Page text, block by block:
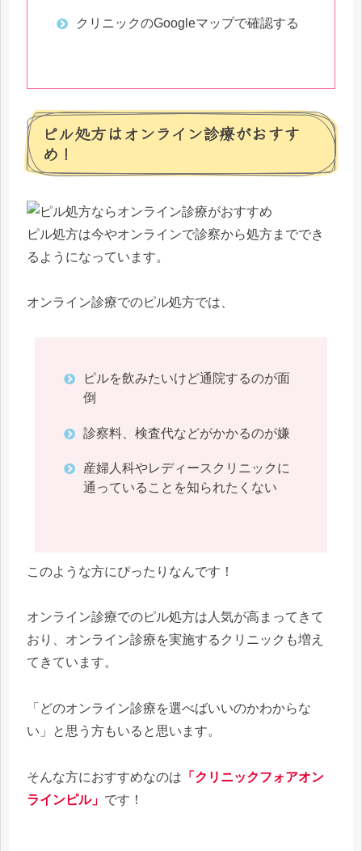
クリニックのGoogleマップで確認する
ピル処方はオンライン診療がおすす
め！
ピル処方は今やオンラインで診察から処方まででき
るようになっています。
オンライン診療でのピル処方では、
ピルを飲みたいけど通院するのが面
倒
診察料、検査代などがかかるのが嫌
産婦人科やレディースクリニックに
通っていることを知られたくない
このような方にぴったりなんです！
オンライン診療でのピル処方は人気が高まってきて
おり、オンライン診療を実施するクリニックも増え
てきています。
「どのオンライン診療を選べばいいのかわからな
い」と思う方もいると思います。
そんな方におすすめなのは 「クリニックフォアオン
ラインピル」 です！